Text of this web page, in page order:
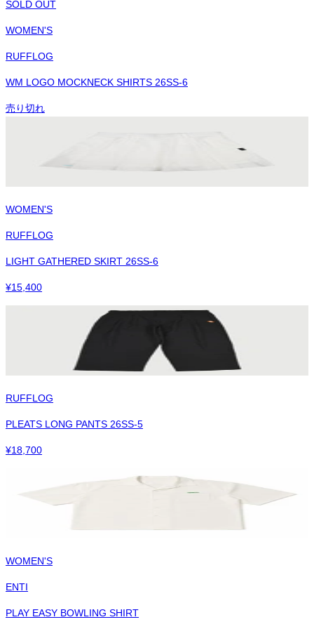
SOLD OUT
WOMEN'S
RUFFLOG
WM LOGO MOCKNECK SHIRTS 26SS-6
売り切れ
WOMEN'S
RUFFLOG
LIGHT GATHERED SKIRT 26SS-6
¥15,400
RUFFLOG
PLEATS LONG PANTS 26SS-5
¥18,700
WOMEN'S
ENTI
PLAY EASY BOWLING SHIRT